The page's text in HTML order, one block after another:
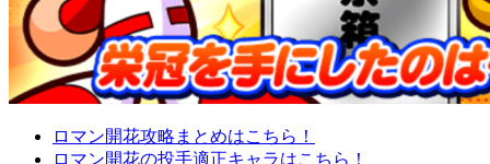
ロマン開花攻略まとめはこちら！
ロマン開花の投手適正キャラはこちら！